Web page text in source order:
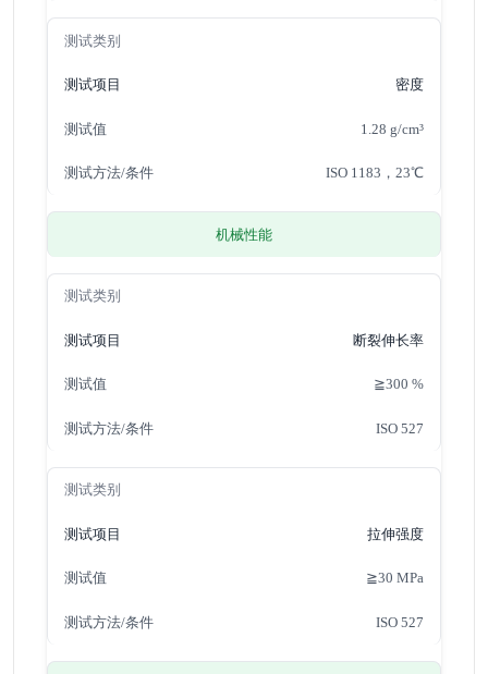
密度
1.28 g/cm³
ISO 1183，23℃
机械性能
断裂伸长率
≧300 %
ISO 527
拉伸强度
≧30 MPa
ISO 527